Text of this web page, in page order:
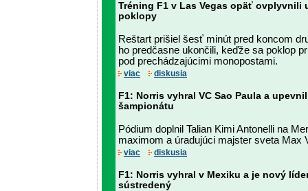
Tréning F1 v Las Vegas opäť ovplyvnili
poklopy
Reštart prišiel šesť minút pred koncom
ho predčasne ukončili, keďže sa poklop
pod prechádzajúcimi monopostami.
viac diskusia
F1: Norris vyhral VC Sao Paula a
šampionátu
Pódium doplnil Talian Kimi Antonelli na
maximom a úradujúci majster sveta Max
viac diskusia
F1: Norris vyhral v Mexiku a je nový
sústredený